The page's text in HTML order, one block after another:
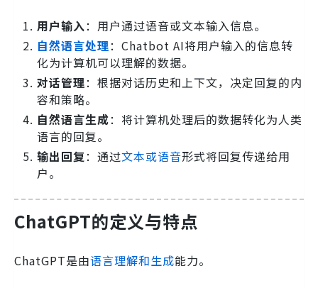
用户输入：用户通过语音或文本输入信息。
自然语言处理：Chatbot AI将用户输入的信息转
化为计算机可以理解的数据。
对话管理：根据对话历史和上下文，决定回复的内
容和策略。
自然语言生成：将计算机处理后的数据转化为人类
语言的回复。
输出回复：通过文本或语音形式将回复传递给用
户。
ChatGPT的定义与特点
ChatGPT是由语言理解和生成能力。